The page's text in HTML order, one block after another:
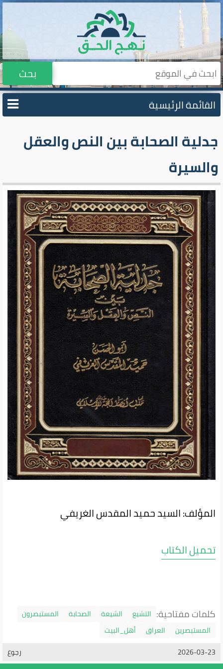
بحث
القائمة الرئيسية
جدلية الصحابة بين النص والعقل
والسيرة
المؤلف: السيد حميد المقدس الغريفي
تحميل الكتاب
كلمات مفتاحية: التشيع الشيعة الصحابة
المستبصرون
المستبصرين
العراق
أهل_البيت
رجوع
2026-03-23